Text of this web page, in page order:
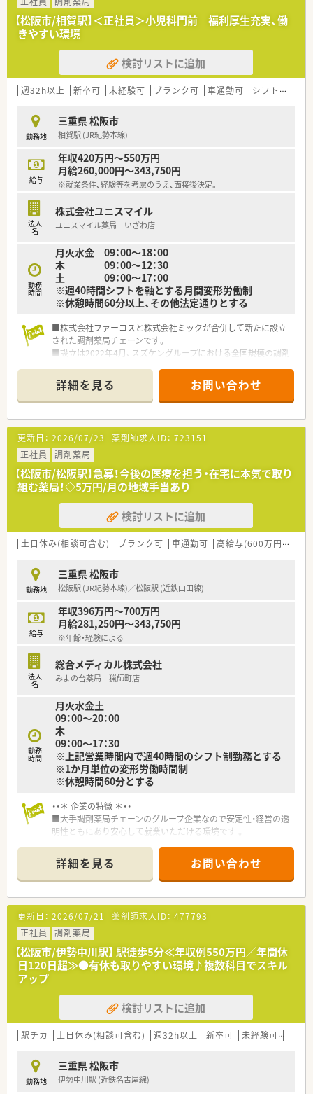
【松阪市/相賀駅】＜正社員＞小児科門前 福利厚生充実、働
きやすい環境
検討リストに追加
週32h以上 新卒可 未経験可 ブランク可 車通勤可 シフト制
勤務地
三重県 松阪市
相賀駅 (JR紀勢本線)
給与
年収420万円～550万円
月給260,000円～343,750円
※就業条件、経験等を考慮のうえ、面接後決定。
法人
名
株式会社ユニスマイル
ユニスマイル薬局 いざわ店
勤務
時間
月火水金 09：00～18：00
木 09：00～12：30
土 09：00～17：00
※週40時間シフトを軸とする月間変形労働制
※休憩時間60分以上、その他法定通りとする
■株式会社ファーコスと株式会社ミックが合併して新たに設立
された調剤薬局チェーンです。
■設立は2022年4月、スズケングループにおける全国規模の調剤
■2社が培ってきたノウハウと企業の良さを融合し、より安定し
た経営基盤から、成長スピードを加速させていきます。
■コーポレートメッセージは「あなたに今、わたしができるこ
と」。
■正社員には全国・広域・都道府県限定・自宅通勤の4コースを用
意。
■全国・広域・都道府県限定コースの方には充実の住宅補助制度
が適用されます。
■住居は法人契約なので初期費用時の自己負担はほとんどあり
ません。
■産育休からの復帰率は95%以上！時短勤務はお子様が小学3年
生終了時まで。
■年間休日は120日以上で様々な休暇制度の用意あり。
■最新機器の導入やメディカルリスクコントローラー制度を導
■マネジメント型と専門性追求型のキャリアパスが目指せる環
境です。
■家族やプライベートを大事にしながら働きたい方、キャリアを
磨きたい方皆様にお勧めです。
詳細を見る お問い合わせ
更新日： 2026/07/23 薬剤師求人ID： 723151
正社員
調剤薬局
【松阪市/松阪駅】急募！今後の医療を担う・在宅に本気で取り
組む薬局！◇5万円/月の地域手当あり
検討リストに追加
土日休み(相談可含む) ブランク可 車通勤可 高給与(600万円以上)
勤務地
三重県 松阪市
松阪駅 (JR紀勢本線)／松阪駅 (近鉄山田線)
給与
年収396万円～700万円
月給281,250円～343,750円
※年齢・経験による
法人
名
総合メディカル株式会社
みよの台薬局 猟師町店
勤務
時間
月火水金土
09：00～20：00
木
09：00～17：30
※上記営業時間内で週40時間のシフト制勤務とする
※1か月単位の変形労働時間制
※休憩時間60分とする
・・＊ 企業の特徴 ＊・・
■大手調剤薬局チェーンのグループ企業なので安定性・経営の透
明性ともにあり安心して就業いただける環境です 。
入社向けの研修もございます。
■遠隔地にて勤務する場合は、借上社宅制度があります。
■産休・育休の取得実績があり、女性の方が長く活躍できる環境
を整えています。復職率も100％！
■松阪市内にも他店舗があり、交代で協力お休みも取得できる環
境です。
■「かかりつけ薬局」として気軽に相談できるあたたかい雰囲気
の店舗です。
詳細を見る お問い合わせ
更新日： 2026/07/21 薬剤師求人ID： 477793
正社員
調剤薬局
【松阪市/伊勢中川駅】 駅徒歩5分≪年収例550万円／年間休
日120日超≫●有休も取りやすい環境♪複数科目でスキル
アップ
検討リストに追加
駅チカ 土日休み(相談可含む) 週32h以上 新卒可 未経験可
勤務地
三重県 松阪市
伊勢中川駅 (近鉄名古屋線)